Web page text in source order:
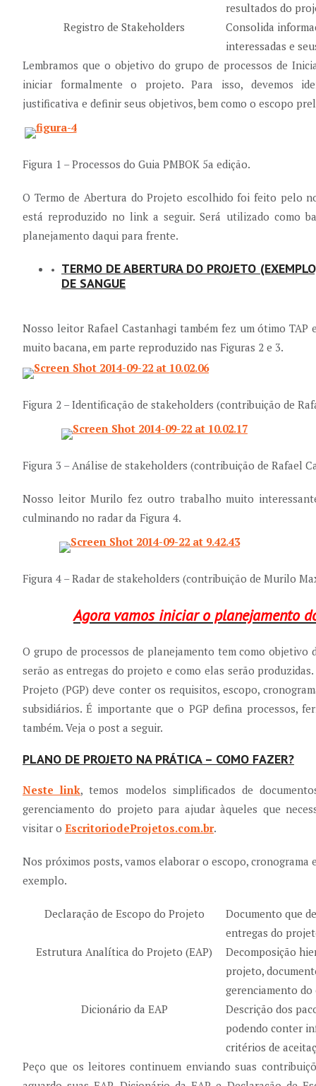
resultados do
Registro de Stakeholders
Consolida
interessadas e
Lembramos que o objetivo do grupo de processos de
iniciar formalmente o projeto. Para isso, devemos
justificativa e definir seus objetivos, bem como o escopo
Figura 1 – Processos do Guia PMBOK 5a edição.
O Termo de Abertura do Projeto escolhido foi feito pelo
está reproduzido no link a seguir. Será utilizado como
planejamento daqui para frente.
TERMO DE ABERTURA DO PROJETO
DE SANGUE
Nosso leitor Rafael Castanhagi também fez um ótimo TAP
muito bacana, em parte reproduzido nas Figuras 2 e 3.
Figura 2 – Identificação de stakeholders (contribuição de
Figura 3 – Análise de stakeholders (contribuição de Rafael
Nosso leitor Murilo fez outro trabalho muito
culminando no radar da Figura 4.
Figura 4 – Radar de stakeholders (contribuição de Murilo
Agora vamos iniciar o planejamento
O grupo de processos de planejamento tem como objetivo
serão as entregas do projeto e como elas serão
Projeto (PGP) deve conter os requisitos, escopo,
subsidiários. É importante que o PGP defina processos,
também. Veja o post a seguir.
PLANO DE PROJETO NA PRÁTICA – COMO FAZER?
Neste link, temos modelos simplificados de
gerenciamento do projeto para ajudar àqueles que
visitar o EscritoriodeProjetos.com.br.
Nos próximos posts, vamos elaborar o escopo,
exemplo.
Declaração de Escopo do Projeto
Documento que
entregas do
Estrutura Analítica do Projeto (EAP)
Decomposição
projeto,
gerenciamento do
Dicionário da EAP
Descrição dos
podendo conter
critérios de
Peço que os leitores continuem enviando suas